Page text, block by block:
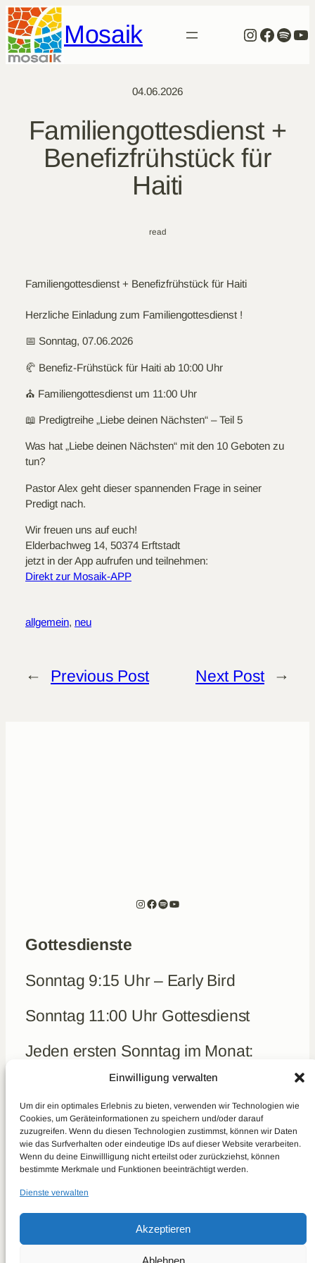
Einwilligung verwalten
Um dir ein optimales Erlebnis zu bieten, verwenden wir Technologien wie
Cookies, um Geräteinformationen zu speichern und/oder darauf
zuzugreifen. Wenn du diesen Technologien zustimmst, können wir Daten
wie das Surfverhalten oder eindeutige IDs auf dieser Website verarbeiten.
Wenn du deine Einwillligung nicht erteilst oder zurückziehst, können
bestimmte Merkmale und Funktionen beeinträchtigt werden.
Dienste verwalten
Akzeptieren
Ablehnen
Zum
Inhalt
springen
Mosaik Instagram
04.06.2026
Familiengottesdienst +
Benefizfrühstück für
Haiti
read
Familiengottesdienst + Benefizfrühstück für Haiti
Herzliche Einladung zum Familiengottesdienst !
📅 Sonntag, 07.06.2026
🥐 Benefiz-Frühstück für Haiti ab 10:00 Uhr
⛪ Familiengottesdienst um 11:00 Uhr
📖 Predigtreihe „Liebe deinen Nächsten“ – Teil 5
Was hat „Liebe deinen Nächsten“ mit den 10 Geboten zu
tun?
Pastor Alex geht dieser spannenden Frage in seiner
Predigt nach.
Wir freuen uns auf euch!
Elderbachweg 14, 50374 Erftstadt
jetzt in der App aufrufen und teilnehmen:
Direkt zur Mosaik-APP
allgemein, neu
← Previous Post Next Post →
Instagram Facebook Spotify YouTube
Gottesdienste
Sonntag 9:15 Uhr – Early Bird
Sonntag 11:00 Uhr Gottesdienst
Jeden ersten Sonntag im Monat:
Frühstück um 10 Uhr (kein Early-
Aktuelles
Kontakt
Spenden
Real Talk
Predigten
Datenschutzerklärung